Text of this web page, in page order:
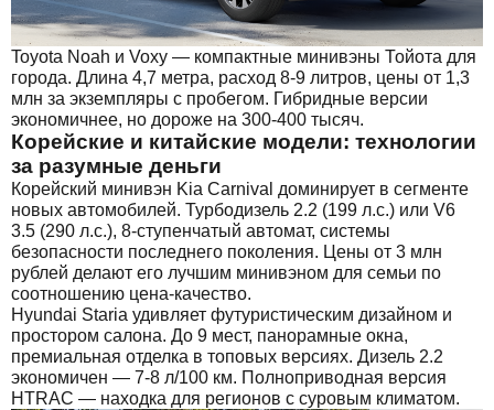
Toyota Noah и Voxy — компактные минивэны Тойота для
города. Длина 4,7 метра, расход 8-9 литров, цены от 1,3
млн за экземпляры с пробегом. Гибридные версии
экономичнее, но дороже на 300-400 тысяч.
Корейские и китайские модели: технологии
за разумные деньги
Корейский минивэн Kia Carnival доминирует в сегменте
новых автомобилей. Турбодизель 2.2 (199 л.с.) или V6
3.5 (290 л.с.), 8-ступенчатый автомат, системы
безопасности последнего поколения. Цены от 3 млн
рублей делают его лучшим минивэном для семьи по
соотношению цена-качество.
Hyundai Staria удивляет футуристическим дизайном и
простором салона. До 9 мест, панорамные окна,
премиальная отделка в топовых версиях. Дизель 2.2
экономичен — 7-8 л/100 км. Полноприводная версия
HTRAC — находка для регионов с суровым климатом.